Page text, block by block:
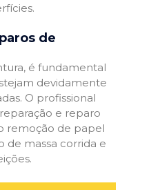
de
é fundamental
devidamente
O profissional
e reparo
remoção de papel
de massa corrida e